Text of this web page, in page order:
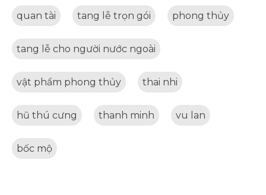
quan tài tang lễ trọn gói phong thủy
tang lễ cho người nước ngoài
vật phẩm phong thủy thai nhi
hũ thú cưng thanh minh vu lan
bốc mộ